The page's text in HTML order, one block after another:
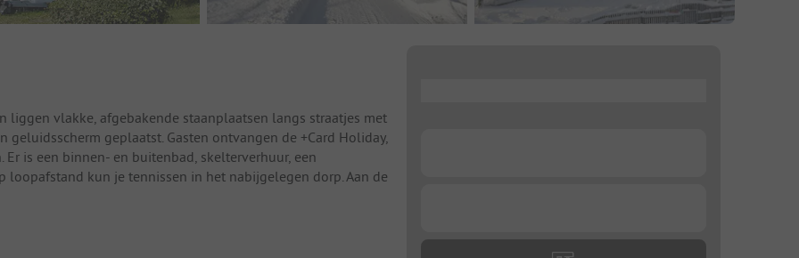
vlakke, afgebakende staanplaatsen langs straatjes met
geplaatst. Gasten ontvangen de +Card Holiday,
is een binnen- en buitenbad, skelterverhuur, een
kun je tennissen in het nabijgelegen dorp. Aan de